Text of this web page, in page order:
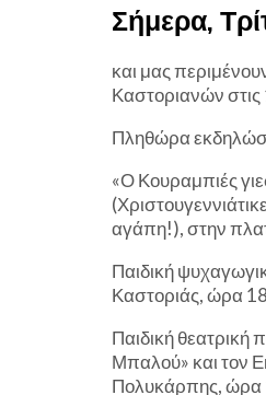
Σήμερα,
και μας
Καστοριανών
Πληθώρα
«Ο Κουραμπιές
αγάπη!), στην
Παιδική
Καστοριάς, ώρα
Παιδική θεατρική
Μπαλού» και τον
Πολυκάρπης, ώρα